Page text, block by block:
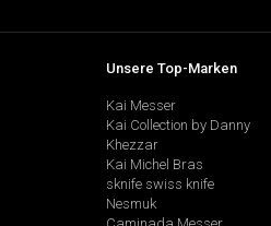
Unsere Top-Marken
Kai Messer
Kai Collection by Danny
Khezzar
Kai Michel Bras
sknife swiss knife
Nesmuk